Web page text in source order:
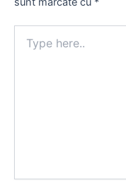
here..